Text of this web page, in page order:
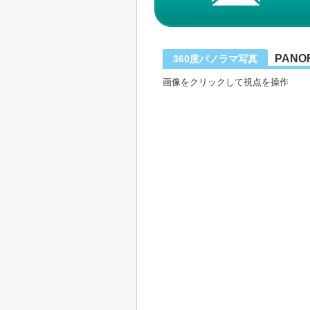
360度パノラマ写真
画像をクリックして視点を操作